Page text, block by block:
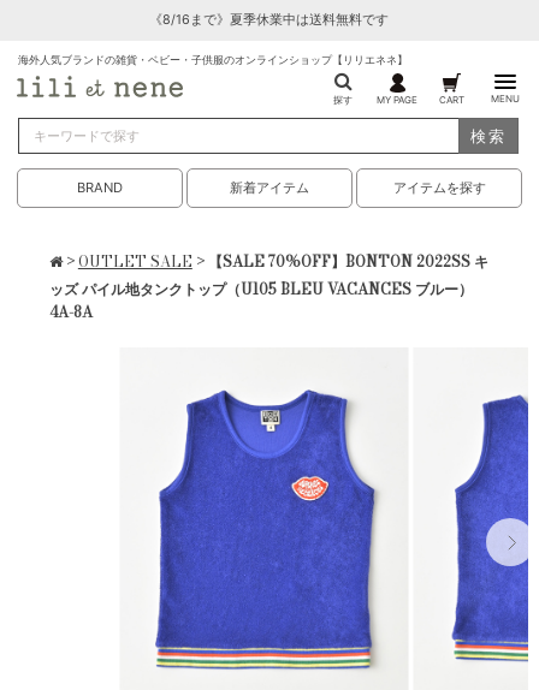
《8/16まで》夏季休業中は送料無料です
海外人気ブランドの雑貨・ベビー・子供服のオンラインショップ【リリエネネ】
探す MY PAGE CART MENU
検索
BRAND 新着アイテム アイテムを探す
>OUTLET SALE > 【SALE 70%OFF】BONTON 2022SS キ
ッズ パイル地タンクトップ（U105 BLEU VACANCES ブルー）
4A-8A